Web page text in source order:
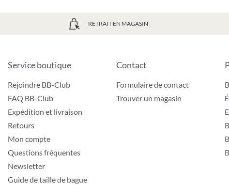
RETRAIT EN MAGASIN
Service boutique
Rejoindre BB-Club
FAQ BB-Club
Expédition et livraison
Retours
Mon compte
Questions fréquentes
Newsletter
Guide de taille de bague
Contact
Formulaire de contact
Trouver un magasin